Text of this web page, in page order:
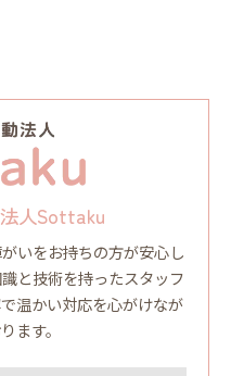
人Sottaku
いをお持ちの方が安心し
と技術を持ったスタッフ
温かい対応を心がけなが
ます。